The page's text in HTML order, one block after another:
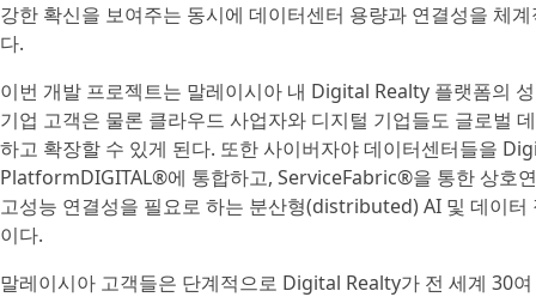
강한 확신을 보여주는 동시에 데이터센터 용량과 연결성을 체
다.
이번 개발 프로젝트는 말레이시아 내 Digital Realty 플랫폼의
기업 고객은 물론 클라우드 사업자와 디지털 기업들도 글로벌
하고 확장할 수 있게 된다. 또한 사이버자야 데이터센터들을
PlatformDIGITAL®에 통합하고, ServiceFabric®을 통한 상호
고성능 연결성을 필요로 하는 분산형(distributed) AI 및 데이
이다.
말레이시아 고객들은 단계적으로 Digital Realty가 전 세계 30